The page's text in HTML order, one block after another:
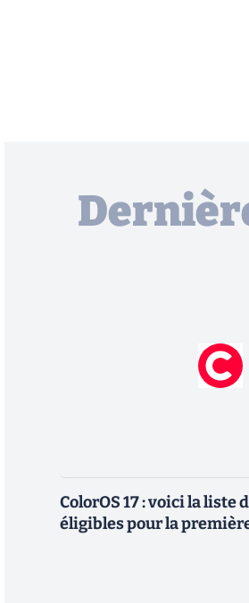
ColorOS 17 : voici la liste
éligibles pour la